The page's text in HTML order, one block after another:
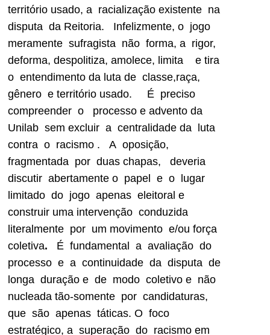
território usado, a racialização existente na
disputa da Reitoria. Infelizmente, o jogo
meramente sufragista não forma, a rigor,
deforma, despolitiza, amolece, limita e tira
o entendimento da luta de classe,raça,
gênero e território usado.
É preciso
compreender o processo e advento da
Unilab sem excluir a centralidade da luta
contra o racismo .
A oposição,
fragmentada por duas chapas, deveria
discutir abertamente o papel e o lugar
limitado do jogo apenas eleitoral e
construir uma intervenção conduzida
literalmente por um movimento e/ou força
coletiva. É fundamental a avaliação do
processo e a continuidade da disputa de
longa duração e de modo coletivo e não
nucleada tão-somente por candidaturas,
que são apenas táticas. O foco
estratégico, a superação do racismo em